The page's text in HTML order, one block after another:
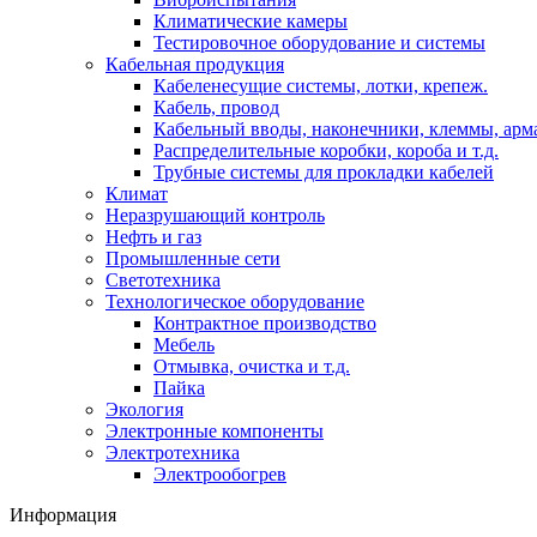
Климатические камеры
Тестировочное оборудование и системы
Кабельная продукция
Кабеленесущие системы, лотки, крепеж.
Кабель, провод
Кабельный вводы, наконечники, клеммы,
Распределительные коробки, короба и т.д.
Трубные системы для прокладки кабелей
Климат
Неразрушающий контроль
Нефть и газ
Промышленные сети
Светотехника
Технологическое оборудование
Контрактное производство
Мебель
Отмывка, очистка и т.д.
Пайка
Экология
Электронные компоненты
Электротехника
Электрообогрев
Информация